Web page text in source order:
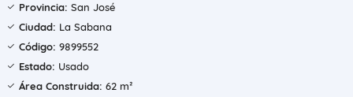
Provincia: San José
Ciudad: La Sabana
Código: 9899552
Estado: Usado
Área Construida: 62 m²